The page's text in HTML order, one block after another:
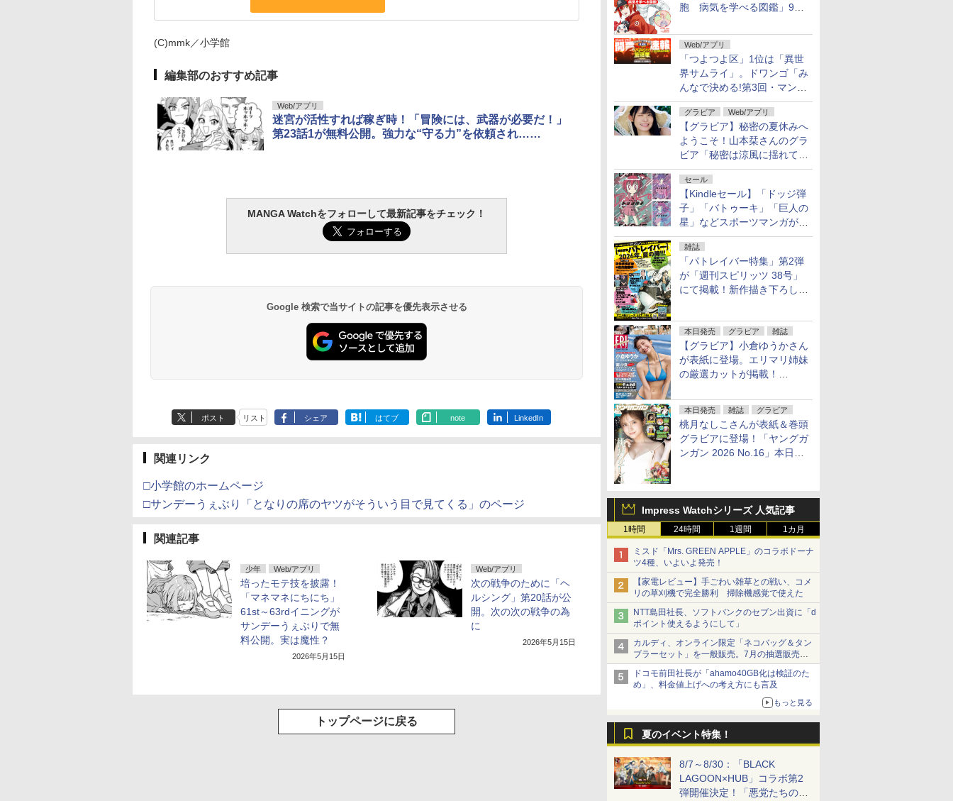
胞 病気を学べる図鑑」9月
Web/アプリ
「つよつよ区」1位は「異世
界サムライ」。ドワンゴ「み
んなで決める!第3回・マンガ
総選挙」の一般投票結果を発
表グラビア Web/アプリ
【グラビア】秘密の夏休みへ
ようこそ！山本栞さんのグラ
ビア「秘密は涼風に揺れて」
がヤングアニマルWebで公開
セール
【Kindleセール】「ドッジ弾
子」「バトゥーキ」「巨人の
星」などスポーツマンガが実
質半額！「Amazonマンガ毎
週末セール」で50％ポイント
還元！
雑誌
「パトレイバー特集」第2弾
が「週刊スピリッツ 38号」
にて掲載！新作描き下ろし読
本日発売 グラビア 雑誌
【グラビア】小倉ゆうかさん
が表紙に登場。エリマリ姉妹
の厳選カットが掲載！
日号」本日発売
本日発売 雑誌 グラビア
桃月なしこさんが表紙＆巻頭
グラビアに登場！「ヤングガ
ンガン 2026 No.16」本日発
Impress Watchシリーズ 人気記事
1時間 24時間 1週間 1カ月
ミスド「Mrs. GREEN APPLE」のコラボドーナ
ツ4種、いよいよ発売！
【家電レビュー】手ごわい雑草との戦い、コメ
リの草刈機で完全勝利 掃除機感覚で使えた
NTT島田社長、ソフトバンクのセブン出資に「d
ポイント使えるようにして」
カルディ、オンライン限定「ネコバッグ＆タン
ブラーセット」を一般販売。7月の抽選販売の
当選無効分
ドコモ前田社長が「ahamo40GB化は検証のた
め」、料金値上げへの考え方にも言及
もっと見る
夏のイベント特集！
8/7～8/30：「BLACK
LAGOON×HUB」コラボ第2
弾開催決定！「悪党たちの休
(C)mmk／小学館
編集部のおすすめ記事
Web/アプリ
迷宮が活性すれば稼ぎ時！「冒険には、武器が必要だ！」
第23話1が無料公開。強力な“守る力”を依頼され……
MANGA Watchをフォローして最新記事をチェック！
Google 検索で当サイトの記事を優先表示させる
ポスト リスト シェア はてブ note LinkedIn
関連リンク
□小学館のホームページ
□サンデーうぇぶり「となりの席のヤツがそういう目で見てくる」のページ
関連記事
少年 Web/アプリ
培ったモテ技を披露！
「マネマネにちにち」
61st～63rdイニングが
サンデーうぇぶりで無
料公開。実は魔性？
2026年5月15日
Web/アプリ
次の戦争のために「ヘ
ルシング」第20話が公
開。次の次の戦争の為
に
2026年5月15日
トップページに戻る